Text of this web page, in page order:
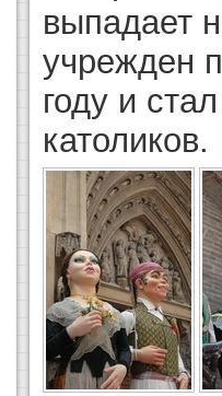
выпадает
учрежден
году и
католиков.